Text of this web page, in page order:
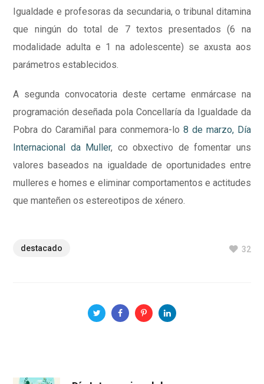
Igualdade e profesoras da secundaria, o tribunal ditamina
que ningún do total de 7 textos presentados (6 na
modalidade adulta e 1 na adolescente) se axusta aos
parámetros establecidos.
A segunda convocatoria deste certame enmárcase na
programación deseñada pola Concellaría da Igualdade da
Pobra do Caramiñal para conmemora-lo 8 de marzo, Día
Internacional da Muller, co obxectivo de fomentar uns
valores baseados na igualdade de oportunidades entre
mulleres e homes e eliminar comportamentos e actitudes
que manteñen os estereotipos de xénero.
destacado 32